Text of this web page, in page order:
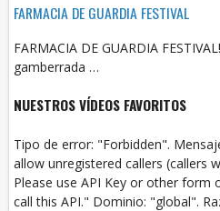
FARMACIA DE GUARDIA FESTIVAL
FARMACIA DE GUARDIA
gamberrada …
NUESTROS VÍDEOS FAVORITOS
Tipo de error: "Forbidden".
allow unregistered callers (callers
Please use API Key or other form
call this API." Dominio: "global".